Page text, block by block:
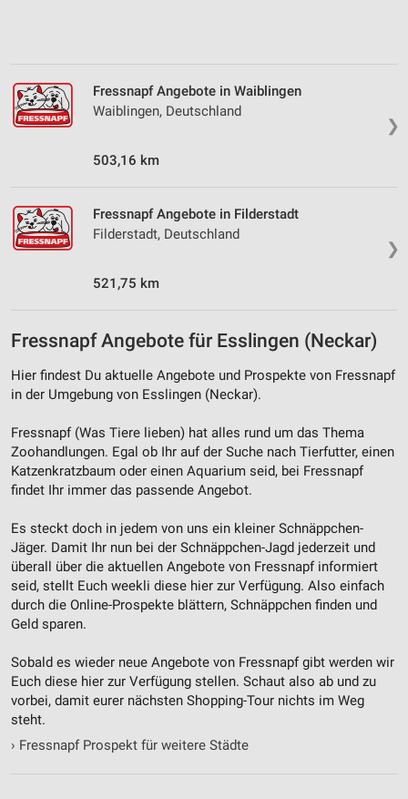
❯
Fressnapf Angebote in Waiblingen
Waiblingen, Deutschland
503,16 km
❯
Fressnapf Angebote in Filderstadt
Filderstadt, Deutschland
521,75 km
Fressnapf Angebote für Esslingen (Neckar)
Hier findest Du aktuelle Angebote und Prospekte von Fressnapf
in der Umgebung von Esslingen (Neckar).
Fressnapf (Was Tiere lieben) hat alles rund um das Thema
Zoohandlungen. Egal ob Ihr auf der Suche nach Tierfutter, einen
Katzenkratzbaum oder einen Aquarium seid, bei Fressnapf
findet Ihr immer das passende Angebot.
Es steckt doch in jedem von uns ein kleiner Schnäppchen-
Jäger. Damit Ihr nun bei der Schnäppchen-Jagd jederzeit und
überall über die aktuellen Angebote von Fressnapf informiert
seid, stellt Euch weekli diese hier zur Verfügung. Also einfach
durch die Online-Prospekte blättern, Schnäppchen finden und
Geld sparen.
Sobald es wieder neue Angebote von Fressnapf gibt werden wir
Euch diese hier zur Verfügung stellen. Schaut also ab und zu
vorbei, damit eurer nächsten Shopping-Tour nichts im Weg
steht.
› Fressnapf Prospekt für weitere Städte
Verwendung von Profilen zur Auswahl
personalisierter Inhalte
Analyse von Zielgruppen durch Statistiken oder
Kombinationen von Daten aus verschiedenen
Quellen
Entwicklung und Verbesserung der Angebote
Verwendung genauer Standortdaten
Geräte anhand von aktiv angeforderten
Informationen identifizieren
Nicht-IAB-Verarbeitungszwecke:
Performance
Funktional
Werbung